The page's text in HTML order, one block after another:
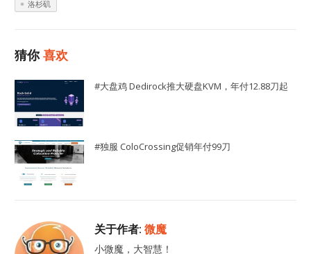
洛杉矶
猜你喜欢
#大盘鸡 Dedirock推大硬盘KVM，年付12.88刀起
#独服 ColoCrossing促销年付99刀
关于作者:微魔
小微魔，大智慧！